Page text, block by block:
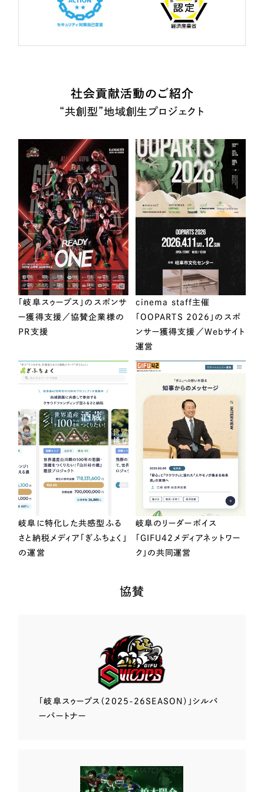
社会貢献活動のご紹介
“共創型”地域創生プロジェクト
「岐阜スゥープス」のスポンサ
ー獲得支援／協賛企業様の
PR支援
cinema staff主催
「OOPARTS 2026」のスポ
ンサー獲得支援／Webサイト
運営
岐阜に特化した共感型ふる
さと納税メディア「ぎふちょく」
の運営
岐阜のリーダーボイス
「GIFU42メディアネットワー
ク」の共同運営
協賛
「岐阜スゥープス （2025-26SEASON）」 シルバ
ーパートナー